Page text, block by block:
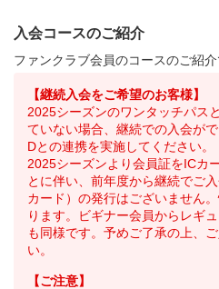
入会コースのご紹介
ファンクラブ会員のコースのご紹介
【継続入会をご希望のお客様】
2025シーズンのワンタッチパス
ていない場合、継続での入会が
Dとの連携を実施してください。
2025シーズンより会員証をICカ
とに伴い、前年度から継続でご
カード）の発行はございません
ります。ビギナー会員からレギ
も同様です。予めご了承の上、
い。
【ご注意】